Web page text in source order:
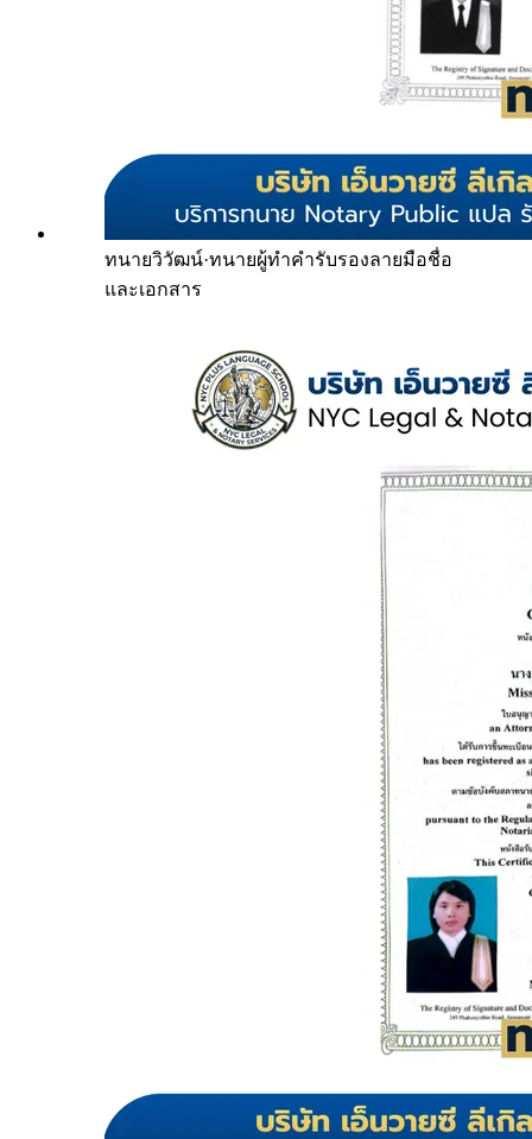
ทนายวิวัฒน์·ทนายผู้ทำคำรับรองลายมือชื่อ
และเอกสาร